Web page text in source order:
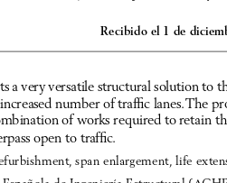
Recibido el 1 de
a very versatile structural solution to
number of traffic lanes. The
of works required to retain
open to traffic.
span enlargement, life